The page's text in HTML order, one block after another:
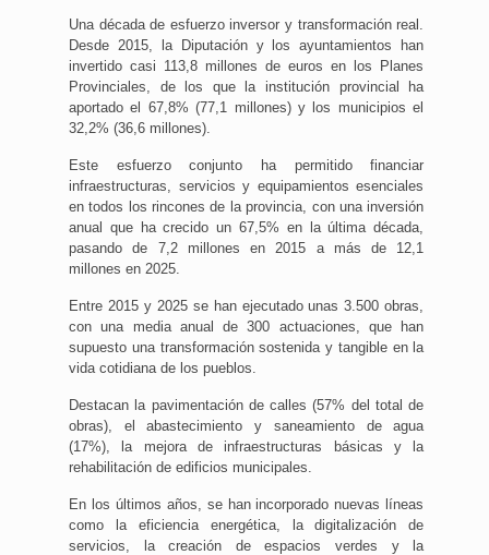
Una década de esfuerzo inversor y transformación real.
Desde 2015, la Diputación y los ayuntamientos han
invertido casi 113,8 millones de euros en los Planes
Provinciales, de los que la institución provincial ha
aportado el 67,8% (77,1 millones) y los municipios el
32,2% (36,6 millones).
Este esfuerzo conjunto ha permitido financiar
infraestructuras, servicios y equipamientos esenciales
en todos los rincones de la provincia, con una inversión
anual que ha crecido un 67,5% en la última década,
pasando de 7,2 millones en 2015 a más de 12,1
millones en 2025.
Entre 2015 y 2025 se han ejecutado unas 3.500 obras,
con una media anual de 300 actuaciones, que han
supuesto una transformación sostenida y tangible en la
vida cotidiana de los pueblos.
Destacan la pavimentación de calles (57% del total de
obras), el abastecimiento y saneamiento de agua
(17%), la mejora de infraestructuras básicas y la
rehabilitación de edificios municipales.
En los últimos años, se han incorporado nuevas líneas
como la eficiencia energética, la digitalización de
servicios, la creación de espacios verdes y la